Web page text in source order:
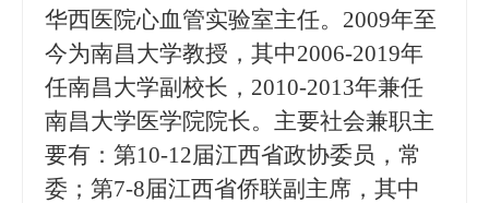
华西医院心血管实验室主任。2009年至
今为南昌大学教授，其中2006-2019年
任南昌大学副校长， 2010-2013年兼任
南昌大学医学院院长。主要社会兼职主
要有：第10-12届江西省政协委员， 常
委；第7-8届江西省侨联副主席 ，其中